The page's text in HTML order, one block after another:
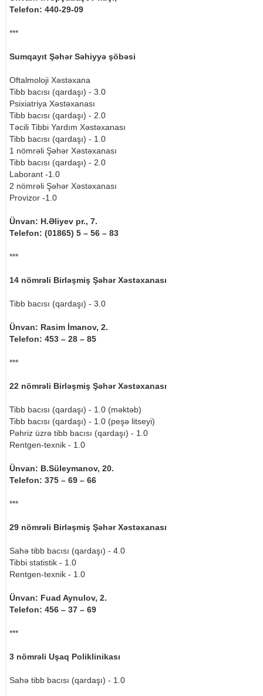
Telefon: 440-29-09
***
Sumqayıt Şəhər Səhiyyə şöbəsi
Oftalmoloji Xəstəxana
Tibb bacısı (qardaşı) - 3.0
Psixiatriya Xəstəxanası
Tibb bacısı (qardaşı) - 2.0
Təcili Tibbi Yardım Xəstəxanası
Tibb bacısı (qardaşı) - 1.0
1 nömrəli Şəhər Xəstəxanası
Tibb bacısı (qardaşı) - 2.0
Laborant -1.0
2 nömrəli Şəhər Xəstəxanası
Provizor -1.0
Ünvan: H.Əliyev pr., 7.
Telefon: (01865) 5 – 56 – 83
***
14 nömrəli Birləşmiş Şəhər Xəstəxanası
Tibb bacısı (qardaşı) - 3.0
Ünvan: Rasim İmanov, 2.
Telefon: 453 – 28 – 85
***
22 nömrəli Birləşmiş Şəhər Xəstəxanası
Tibb bacısı (qardaşı) - 1.0 (məktəb)
Tibb bacısı (qardaşı) - 1.0 (peşə litseyi)
Pəhriz üzrə tibb bacısı (qardaşı) - 1.0
Rentgen-texnik - 1.0
Ünvan: B.Süleymanov, 20.
Telefon: 375 – 69 – 66
***
29 nömrəli Birləşmiş Şəhər Xəstəxanası
Sahə tibb bacısı (qardaşı) - 4.0
Tibbi statistik - 1.0
Rentgen-texnik - 1.0
Ünvan: Fuad Aynulov, 2.
Telefon: 456 – 37 – 69
***
3 nömrəli Uşaq Poliklinikası
Sahə tibb bacısı (qardaşı) - 1.0